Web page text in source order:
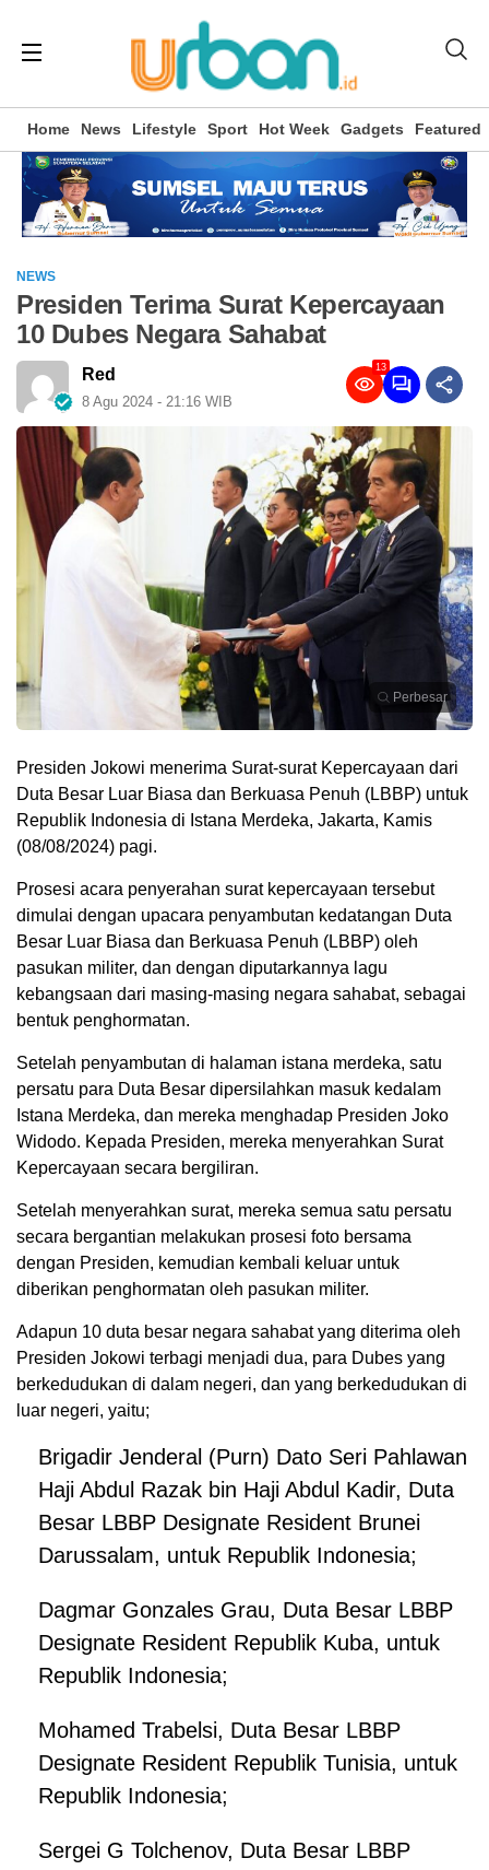
Home News Lifestyle Sport Hot Week Gadgets Featured
NEWS
Presiden Terima Surat Kepercayaan
10 Dubes Negara Sahabat
Red
8 Agu 2024 - 21:16 WIB
13
Perbesar
Presiden Jokowi menerima Surat-surat Kepercayaan dari
Duta Besar Luar Biasa dan Berkuasa Penuh (LBBP) untuk
Republik Indonesia di Istana Merdeka, Jakarta, Kamis
(08/08/2024) pagi.
Prosesi acara penyerahan surat kepercayaan tersebut
dimulai dengan upacara penyambutan kedatangan Duta
Besar Luar Biasa dan Berkuasa Penuh (LBBP) oleh
pasukan militer, dan dengan diputarkannya lagu
kebangsaan dari masing-masing negara sahabat, sebagai
bentuk penghormatan.
Setelah penyambutan di halaman istana merdeka, satu
persatu para Duta Besar dipersilahkan masuk kedalam
Istana Merdeka, dan mereka menghadap Presiden Joko
Widodo. Kepada Presiden, mereka menyerahkan Surat
Kepercayaan secara bergiliran.
Setelah menyerahkan surat, mereka semua satu persatu
secara bergantian melakukan prosesi foto bersama
dengan Presiden, kemudian kembali keluar untuk
diberikan penghormatan oleh pasukan militer.
Adapun 10 duta besar negara sahabat yang diterima oleh
Presiden Jokowi terbagi menjadi dua, para Dubes yang
berkedudukan di dalam negeri, dan yang berkedudukan di
luar negeri, yaitu;
Brigadir Jenderal (Purn) Dato Seri Pahlawan
Haji Abdul Razak bin Haji Abdul Kadir, Duta
Besar LBBP Designate Resident Brunei
Darussalam, untuk Republik Indonesia;
Dagmar Gonzales Grau, Duta Besar LBBP
Designate Resident Republik Kuba, untuk
Republik Indonesia;
Mohamed Trabelsi, Duta Besar LBBP
Designate Resident Republik Tunisia, untuk
Republik Indonesia;
Sergei G Tolchenov, Duta Besar LBBP